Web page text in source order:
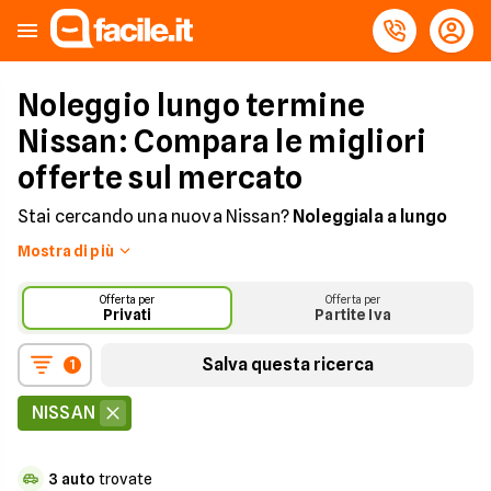
Noleggio lungo termine
Nissan: Compara le migliori
offerte sul mercato
Stai cercando una nuova Nissan? Noleggiala a lungo
termine su Facile.it
Scegli la tua prossima Nissan con la formula del
Noleggio Auto a Lungo Termine e beneficia di un canone
fisso comprensivo di tutti i servizi essenziali quali
assicurazione, manutenzione e soccorso stradale.
Scegli tra tutti i modelli Nissan attualmente disponibili:
Qashqai, Micra, Juke… e molte altre ancora, anche auto
Mostra di più
Offerta per
Privati
Offerta per
Partite Iva
1 Salva questa ricerca
NISSAN
3 auto trovate